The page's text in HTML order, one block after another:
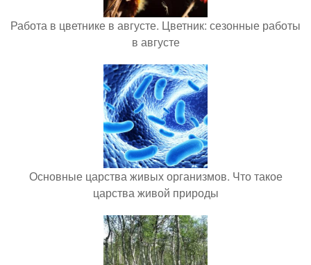
Работа в цветнике в августе. Цветник: сезонные работы
в августе
Основные царства живых организмов. Что такое
царства живой природы